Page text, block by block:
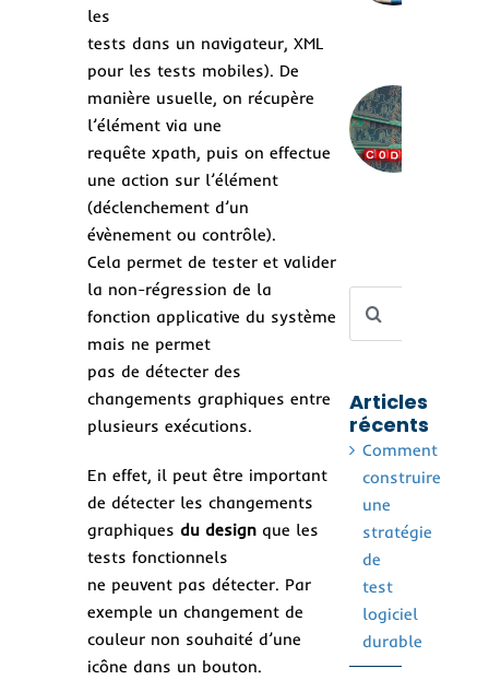
les
tests dans un navigateur, XML
pour les tests mobiles). De
manière usuelle, on récupère
l’élément via une
requête xpath, puis on effectue
une action sur l’élément
(déclenchement d’un
évènement ou contrôle).
Cela permet de tester et valider
la non-régression de la
fonction applicative du système
mais ne permet
pas de détecter des
changements graphiques entre
plusieurs exécutions.
En effet, il peut être important
de détecter les changements
graphiques du designque les
tests fonctionnels
ne peuvent pas détecter. Par
exemple un changement de
couleur non souhaité d’une
icône dans un bouton.
Articles
récents
Comment
construire
une
stratégie
de
test
logiciel
durable